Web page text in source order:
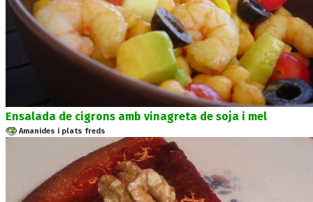
Ensalada de cigrons amb vinagreta de soja i mel
Amanides i plats freds